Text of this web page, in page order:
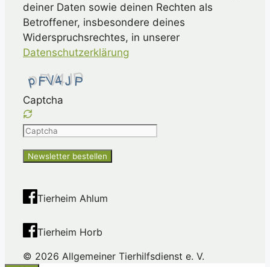
deiner Daten sowie deinen Rechten als
Betroffener, insbesondere deines
Widerspruchsrechtes, in unserer
Datenschutzerklärung
Captcha
Please
the
shown
in
CAPTCHA
to
Tierheim Ahlum
Tierheim Horb
© 2026 Allgemeiner Tierhilfsdienst e. V.